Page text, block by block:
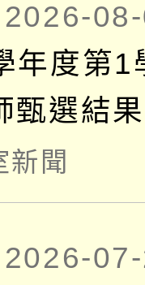
年度第1
甄選結
新聞